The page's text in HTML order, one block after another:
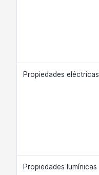
Propiedades eléctricas
Propiedades lumínicas